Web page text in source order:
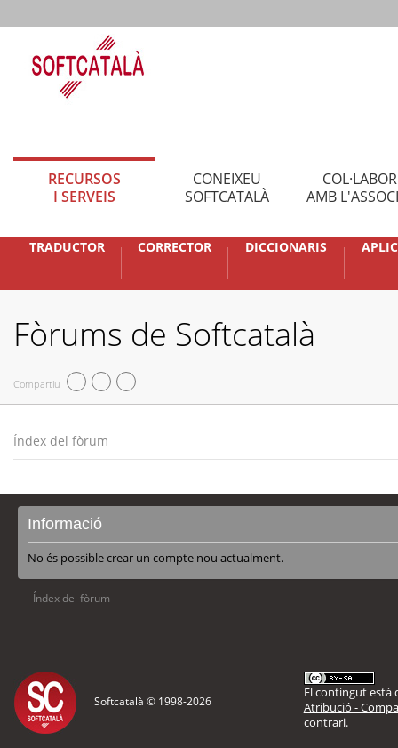
RECURSOS
I SERVEIS
CONEIXEU
SOFTCATALÀ
AMB
TRADUCTOR CORRECTOR DICCIONARIS
Fòrums de Softcatalà
Compartiu
Índex del fòrum
Informació
No és possible crear un compte nou actualment.
Índex del fòrum
Softcatalà © 1998-2026
El contingut està
Atribució -
contrari.